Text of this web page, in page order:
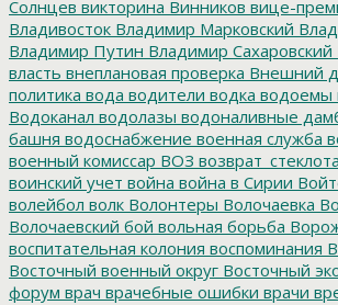
Солнцев викторина Винников вице-
Владивосток Владимир Марковский
Владимир Путин Владимир Сахаровский
власть внеплановая проверка Внешний
политика вода водители водка водоемы
Водоканал водолазы водоналивные
башня водоснабжение военная служба
военный комиссар ВОЗ
воинский учет война война в Сирии
волейбол волк Волонтеры Волочаевка
Волочаевский бой вольная борьба
воспитательная колония воспоминания
Восточный военный округ Восточный
форум врач врачебные ошибки врачи